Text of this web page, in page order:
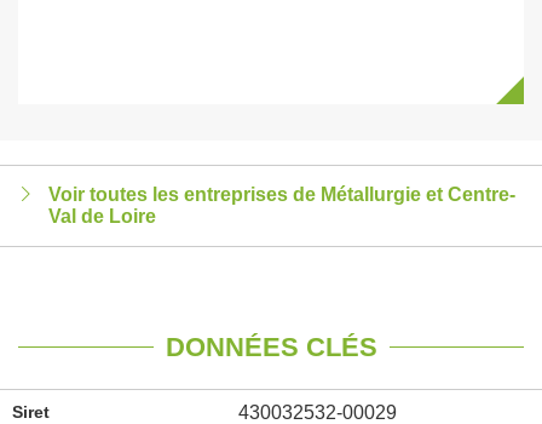
Voir toutes les entreprises de Métallurgie et Centre-
Val de Loire
DONNÉES CLÉS
Siret 430032532-00029